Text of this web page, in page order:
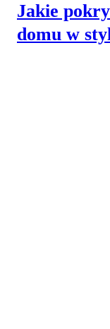
Jakie
domu w